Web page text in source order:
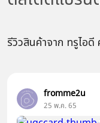
รีวิวสินค้าจาก ทรูไอดี
fromme2u
25 พ.ค. 65